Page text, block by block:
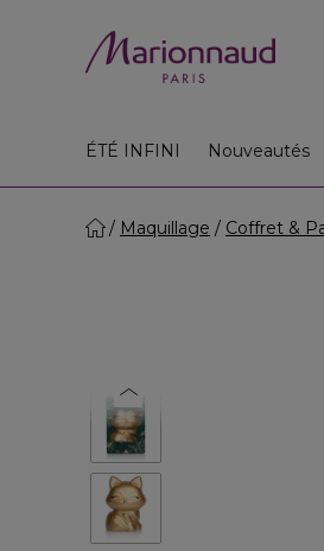
ÉTÉ INFINI Nouveautés
Maquillage Coffret &